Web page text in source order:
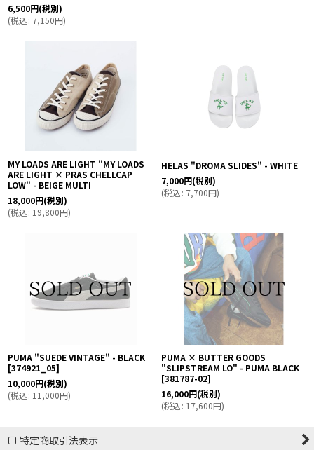
6,500円(税別)
(税込: 7,150円)
MY LOADS ARE LIGHT "MY LOADS
ARE LIGHT × PRAS CHELLCAP
LOW" - BEIGE MULTI
18,000円(税別)
(税込: 19,800円)
HELAS "DROMA SLIDES" - WHITE
7,000円(税別)
(税込: 7,700円)
PUMA "SUEDE VINTAGE" - BLACK
[374921_05]
10,000円(税別)
(税込: 11,000円)
PUMA × BUTTER GOODS
"SLIPSTREAM LO" - PUMA BLACK
[381787-02]
16,000円(税別)
(税込: 17,600円)
特定商取引法表示